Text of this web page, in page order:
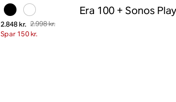
2.848 kr. 2.998 kr.
Spar 150 kr.
Era 100 + Sonos Play